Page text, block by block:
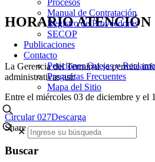
Procesos
Manual de Contratación
Registro de Proveedores
SECOP
Publicaciones
Contacto
Peticiones Quejas y
Preguntas Frecuentes
Mapa del Sitio
✕
HORARIO ATENCIÓN
La Gerencia del Terminal se permite
administrativas así:
Entre el miércoles 03 de diciembre y el
Circular 027Descarga
Share
Buscar